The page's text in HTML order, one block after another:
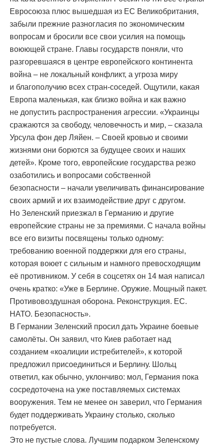
Евросоюза плюс вышедшая из ЕС Великобритания,
забыли прежние разногласия по экономическим
вопросам и бросили все свои усилия на помощь
воюющей стране. Главы государств поняли, что
разгоревшаяся в центре европейского континента
война – не локальный конфликт, а угроза миру
и благополучию всех стран-соседей. Ощутили, какая
Европа маленькая, как близко война и как важно
не допустить распространения агрессии. «Украинцы
сражаются за свободу, человечность и мир, – сказала
Урсула фон дер Ляйен. – Своей кровью и своими
жизнями они борются за будущее своих и наших
детей». Кроме того, европейские государства резко
озаботились и вопросами собственной
безопасности – начали увеличивать финансирование
своих армий и их взаимодействие друг с другом.
Но Зеленский приезжал в Германию и другие
европейские страны не за премиями. С начала войны
все его визиты посвящены только одному:
требованию военной поддержки для его страны,
которая воюет с сильным и намного превосходящим
её противником. У себя в соцсетях он 14 мая написал
очень кратко: «Уже в Берлине. Оружие. Мощный пакет.
Противовоздушная оборона. Реконструкция. ЕС.
НАТО. Безопасность».
В Германии Зеленский просил дать Украине боевые
самолёты. Он заявил, что Киев работает над
созданием «коалиции истребителей», к которой
предложил присоединиться и Берлину. Шольц
ответил, как обычно, уклончиво: мол, Германия пока
сосредоточена на уже поставляемых системах
вооружения. Тем не менее он заверил, что Германия
будет поддерживать Украину столько, сколько
потребуется.
Это не пустые слова. Лучшим подарком Зеленскому